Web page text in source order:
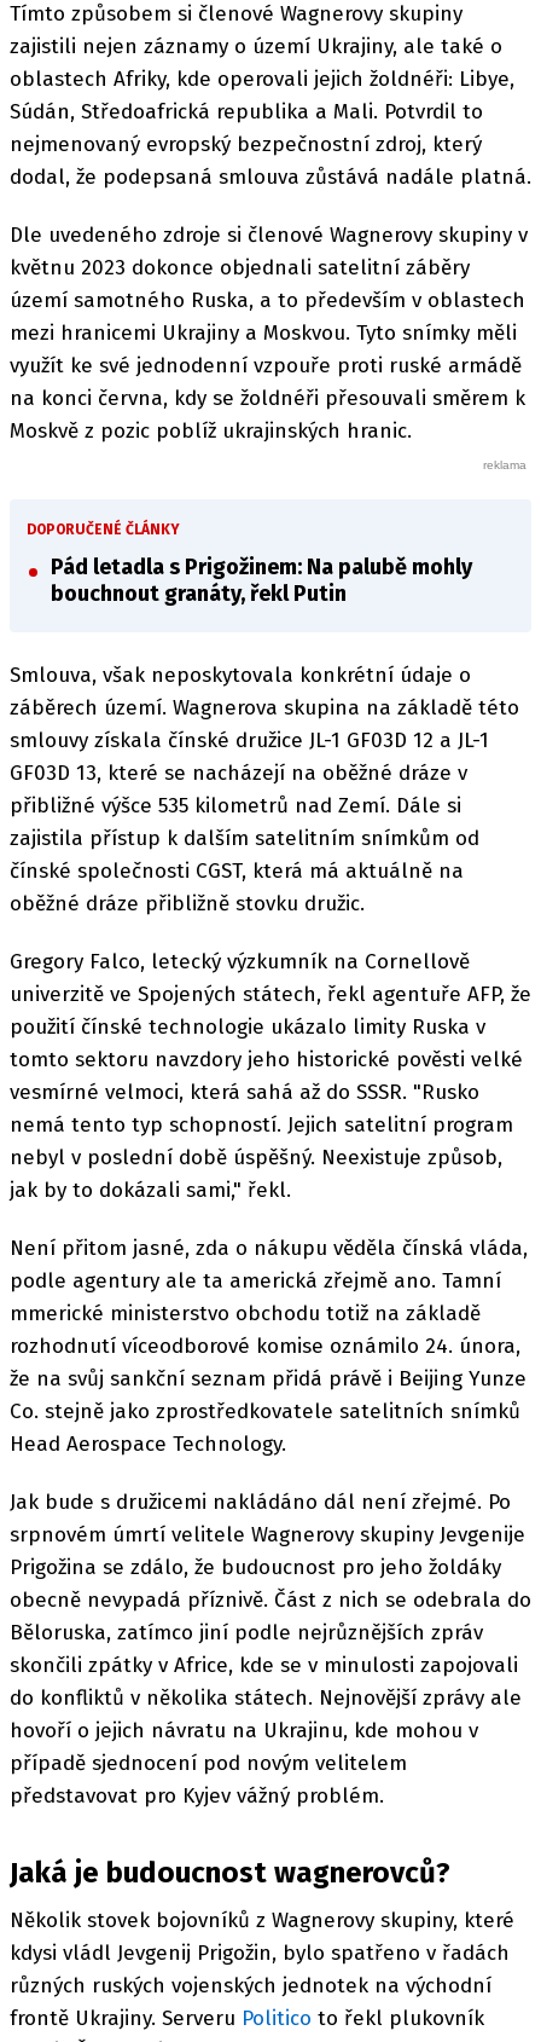
Tímto způsobem si členové Wagnerovy skupiny
zajistili nejen záznamy o území Ukrajiny, ale také o
oblastech Afriky, kde operovali jejich žoldnéři: Libye,
Súdán, Středoafrická republika a Mali. Potvrdil to
nejmenovaný evropský bezpečnostní zdroj, který
dodal, že podepsaná smlouva zůstává nadále platná.
Dle uvedeného zdroje si členové Wagnerovy skupiny v
květnu 2023 dokonce objednali satelitní záběry
území samotného Ruska, a to především v oblastech
mezi hranicemi Ukrajiny a Moskvou. Tyto snímky měli
využít ke své jednodenní vzpouře proti ruské armádě
na konci června, kdy se žoldnéři přesouvali směrem k
Moskvě z pozic poblíž ukrajinských hranic.
DOPORUČENÉ ČLÁNKY
Pád letadla s Prigožinem: Na palubě mohly
bouchnout granáty, řekl Putin
Smlouva, však neposkytovala konkrétní údaje o
záběrech území. Wagnerova skupina na základě této
smlouvy získala čínské družice JL-1 GF03D 12 a JL-1
GF03D 13, které se nacházejí na oběžné dráze v
přibližné výšce 535 kilometrů nad Zemí. Dále si
zajistila přístup k dalším satelitním snímkům od
čínské společnosti CGST, která má aktuálně na
oběžné dráze přibližně stovku družic.
Gregory Falco, letecký výzkumník na Cornellově
univerzitě ve Spojených státech, řekl agentuře AFP, že
použití čínské technologie ukázalo limity Ruska v
tomto sektoru navzdory jeho historické pověsti velké
vesmírné velmoci, která sahá až do SSSR. "Rusko
nemá tento typ schopností. Jejich satelitní program
nebyl v poslední době úspěšný. Neexistuje způsob,
jak by to dokázali sami," řekl.
Není přitom jasné, zda o nákupu věděla čínská vláda,
podle agentury ale ta americká zřejmě ano. Tamní
mmerické ministerstvo obchodu totiž na základě
rozhodnutí víceodborové komise oznámilo 24. února,
že na svůj sankční seznam přidá právě i Beijing Yunze
Co. stejně jako zprostředkovatele satelitních snímků
Head Aerospace Technology.
Jak bude s družicemi nakládáno dál není zřejmé. Po
srpnovém úmrtí velitele Wagnerovy skupiny Jevgenije
Prigožina se zdálo, že budoucnost pro jeho žoldáky
obecně nevypadá příznivě. Část z nich se odebrala do
Běloruska, zatímco jiní podle nejrůznějších zpráv
skončili zpátky v Africe, kde se v minulosti zapojovali
do konfliktů v několika státech. Nejnovější zprávy ale
hovoří o jejich návratu na Ukrajinu, kde mohou v
případě sjednocení pod novým velitelem
představovat pro Kyjev vážný problém.
Jaká je budoucnost wagnerovců?
Několik stovek bojovníků z Wagnerovy skupiny, které
kdysi vládl Jevgenij Prigožin, bylo spatřeno v řadách
různých ruských vojenských jednotek na východní
frontě Ukrajiny. Serveru Politico to řekl plukovník